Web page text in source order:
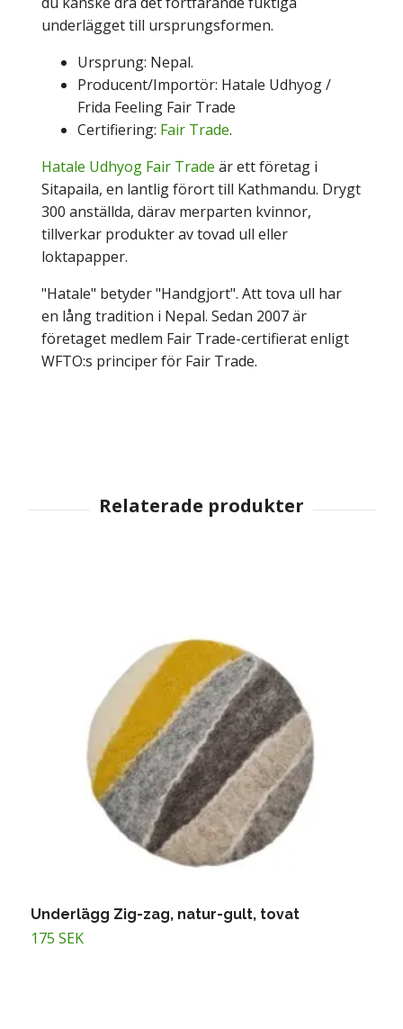
underlägget till ursprungsformen.
Ursprung: Nepal.
Producent/Importör: Hatale Udhyog /
Frida Feeling Fair Trade
Certifiering: Fair Trade.
Hatale Udhyog Fair Trade är ett företag i
Sitapaila, en lantlig förort till Kathmandu. Drygt
300 anställda, därav merparten kvinnor,
tillverkar produkter av tovad ull eller
loktapapper.
"Hatale" betyder "Handgjort". Att tova ull har
en lång tradition i Nepal. Sedan 2007 är
företaget medlem Fair Trade-certifierat enligt
WFTO:s principer för Fair Trade.
Underlägg Zig-zag, natur-gult, tovat
175 SEK